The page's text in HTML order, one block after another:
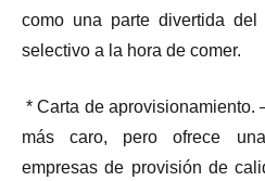
como una parte divertida
selectivo a la hora de comer.
* Carta de aprovisionamiento.
más caro, pero ofrece
empresas de provisión de